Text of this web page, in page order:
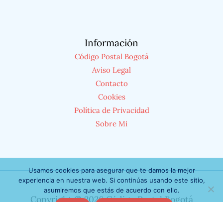
Información
Código Postal Bogotá
Aviso Legal
Contacto
Cookies
Política de Privacidad
Sobre Mi
Copyright © 2026 Código Postal Bogotá
Usamos cookies para asegurar que te damos la mejor
experiencia en nuestra web. Si continúas usando este sitio,
asumiremos que estás de acuerdo con ello.